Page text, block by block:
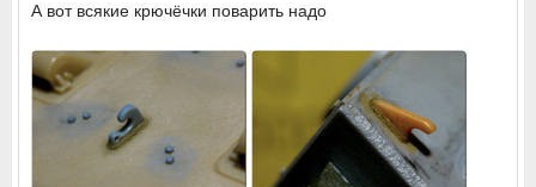
А вот всякие крючёчки поварить надо